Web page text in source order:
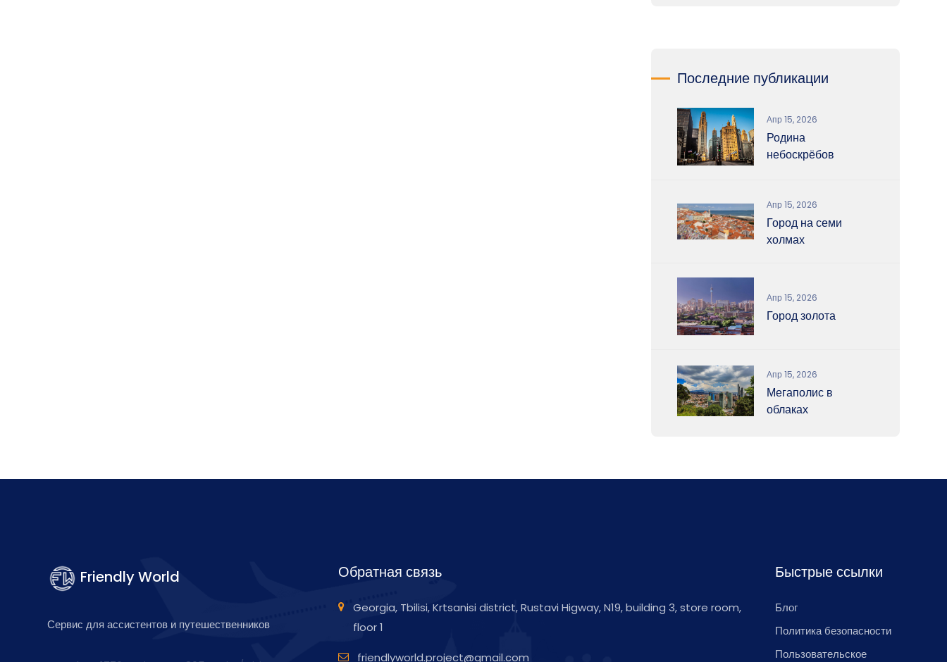
Последние публикации
Апр 15, 2026
Родина
небоскрёбов
Апр 15, 2026
Город на семи
холмах
Апр 15, 2026
Город золота
Апр 15, 2026
Мегаполис в
облаках
Friendly World
Сервис для ассистентов и путешественников
Обратная связь
Georgia, Tbilisi, Krtsanisi district, Rustavi Higway, N19, building 3, store room,
floor 1
friendlyworld.project@gmail.com
Быстрые ссылки
Блог
Политика безопасности
Пользовательское